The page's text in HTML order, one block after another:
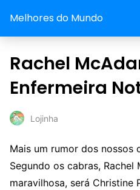
Melhores do Mundo
Rachel
Enfermeira
Lojinha
Mais um rumor dos nossos
Segundo os cabras, Rachel
maravilhosa, será Christine